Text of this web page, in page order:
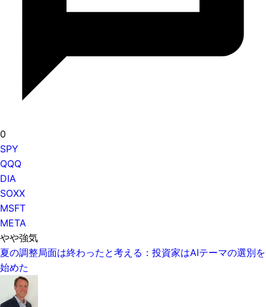
0
SPY
QQQ
DIA
SOXX
MSFT
META
やや強気
夏の調整局面は終わったと考える：投資家はAIテーマの選別を
始めた